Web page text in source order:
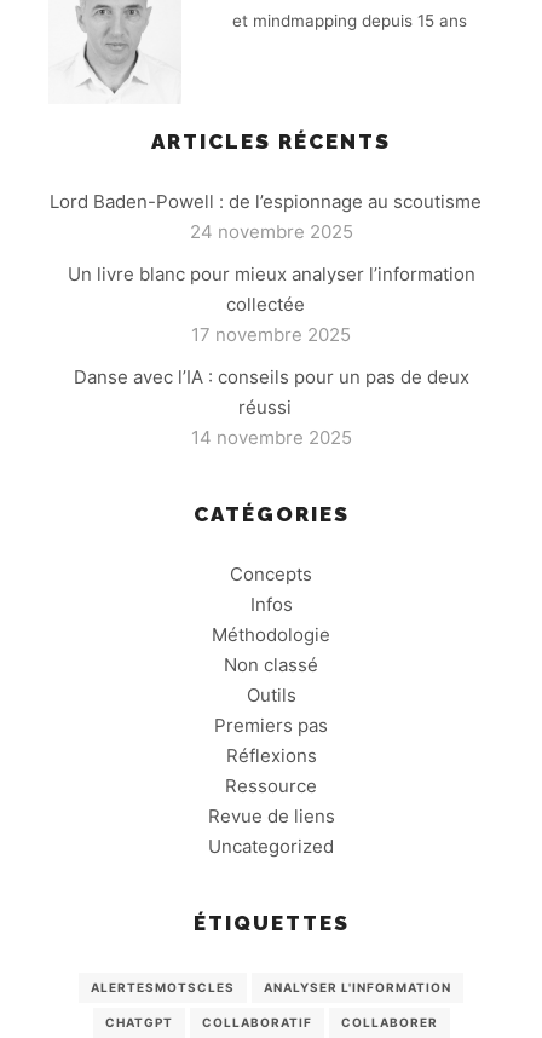
et mindmapping depuis 15 ans
ARTICLES RÉCENTS
Lord Baden-Powell : de l’espionnage au scoutisme
24 novembre 2025
Un livre blanc pour mieux analyser l’information
collectée
17 novembre 2025
Danse avec l’IA : conseils pour un pas de deux
réussi
14 novembre 2025
CATÉGORIES
Concepts
Infos
Méthodologie
Non classé
Outils
Premiers pas
Réflexions
Ressource
Revue de liens
Uncategorized
ÉTIQUETTES
ALERTESMOTSCLES ANALYSER L'INFORMATION
CHATGPT COLLABORATIF COLLABORER